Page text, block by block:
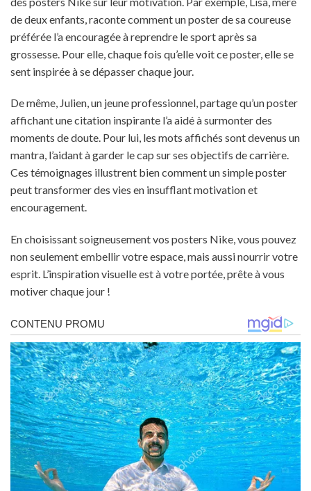
de deux enfants, raconte comment un poster de sa coureuse
préférée l’a encouragée à reprendre le sport après sa
grossesse. Pour elle, chaque fois qu’elle voit ce poster, elle se
sent inspirée à se dépasser chaque jour.
De même, Julien, un jeune professionnel, partage qu’un poster
affichant une citation inspirante l’a aidé à surmonter des
moments de doute. Pour lui, les mots affichés sont devenus un
mantra, l’aidant à garder le cap sur ses objectifs de carrière.
Ces témoignages illustrent bien comment un simple poster
peut transformer des vies en insufflant motivation et
encouragement.
En choisissant soigneusement vos posters Nike, vous pouvez
non seulement embellir votre espace, mais aussi nourrir votre
esprit. L’inspiration visuelle est à votre portée, prête à vous
motiver chaque jour !